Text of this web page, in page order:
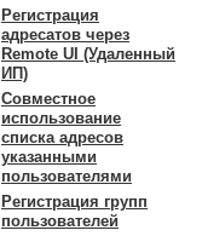
Регистрация
адресатов через
Remote UI (Удаленный
ИП)
Совместное
использование
списка адресов
указанными
пользователями
Регистрация групп
пользователей